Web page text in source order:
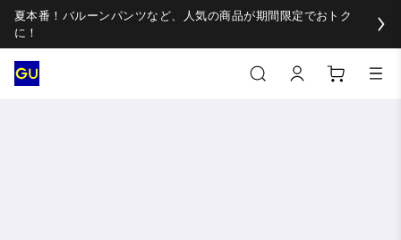
夏本番！バルーンパンツなど、人気の商品が期間限定でおトク
に！